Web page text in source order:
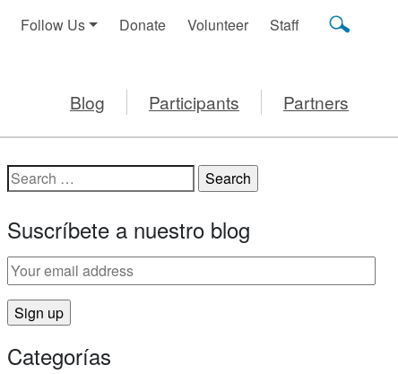
Follow Us Donate Volunteer Staff
Blog Participants Partners
Search for:
Suscríbete a nuestro blog
Categorías